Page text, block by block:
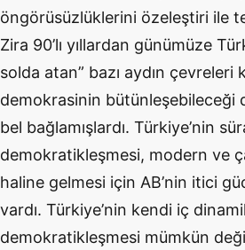
öngörüsüzlüklerini özeleştiri ile
Zira 90’lı yıllardan günümüze
solda atan” bazı aydın çevreleri
demokrasinin bütünleşebileceği
bel bağlamışlardı. Türkiye’nin
demokratikleşmesi, modern ve
haline gelmesi için AB’nin itici
vardı. Türkiye’nin kendi iç
demokratikleşmesi mümkün